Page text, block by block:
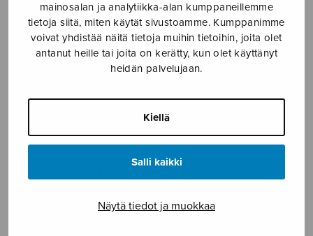
mainosalan ja analytiikka-alan kumppaneillemme
tietoja siitä, miten käytät sivustoamme. Kumppanimme
voivat yhdistää näitä tietoja muihin tietoihin, joita olet
antanut heille tai joita on kerätty, kun olet käyttänyt
heidän palvelujaan.
Kiellä
Salli kaikki
Näytä tiedot ja muokkaa
SOITINMUSIIKKI
YKSINLAULU
Sulasol nuottikauppa